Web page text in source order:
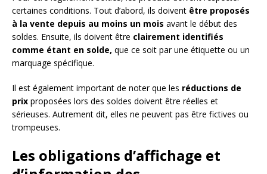
certaines conditions. Tout d’abord, ils doivent être proposés
à la vente depuis au moins un mois avant le début des
soldes. Ensuite, ils doivent être clairement identifiés
comme étant en solde, que ce soit par une étiquette ou un
marquage spécifique.
Il est également important de noter que les réductions de
prix proposées lors des soldes doivent être réelles et
sérieuses. Autrement dit, elles ne peuvent pas être fictives ou
trompeuses.
Les obligations d’affichage et